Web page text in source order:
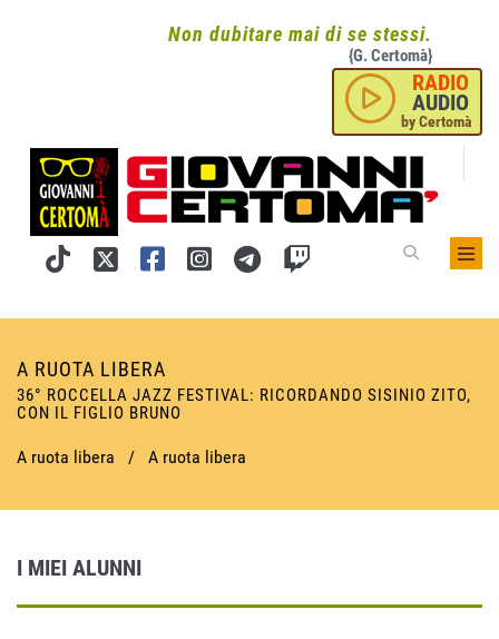
Non dubitare mai di se stessi.
{G. Certomà}
RADIO
AUDIO
by Certomà
A RUOTA LIBERA
36° ROCCELLA JAZZ FESTIVAL: RICORDANDO SISINIO ZITO,
CON IL FIGLIO BRUNO
A ruota libera / A ruota libera
I MIEI ALUNNI